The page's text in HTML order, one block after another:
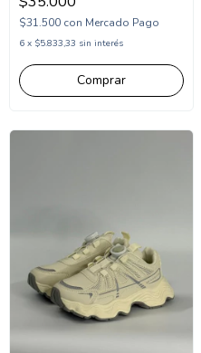
$31.500 con Mercado Pago
6 x $5.833,33 sin interés
Comprar